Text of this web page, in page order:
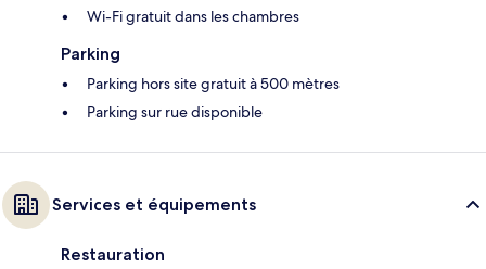
Wi-Fi gratuit dans les chambres
Parking
Parking hors site gratuit à 500 mètres
Parking sur rue disponible
Services et équipements
Restauration